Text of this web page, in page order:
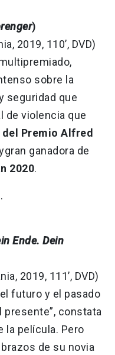
)
2019, 110’, DVD)
sobre la
seguridad que
de violencia que
del Premio Alfred
gran ganadora de
2020.
Ende. Dein
2019, 111’, DVD)
futuro y el pasado
constata
la película. Pero
de su novia